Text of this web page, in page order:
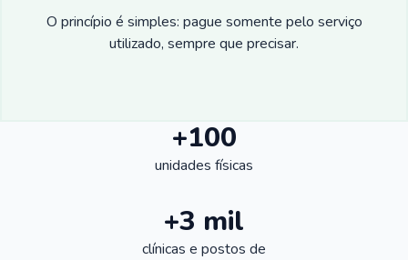
O princípio é simples: pague somente pelo serviço
utilizado, sempre que precisar.
+100
unidades físicas
+3 mil
clínicas e postos de